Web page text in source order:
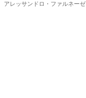
アレッサンドロ・ファルネーゼ